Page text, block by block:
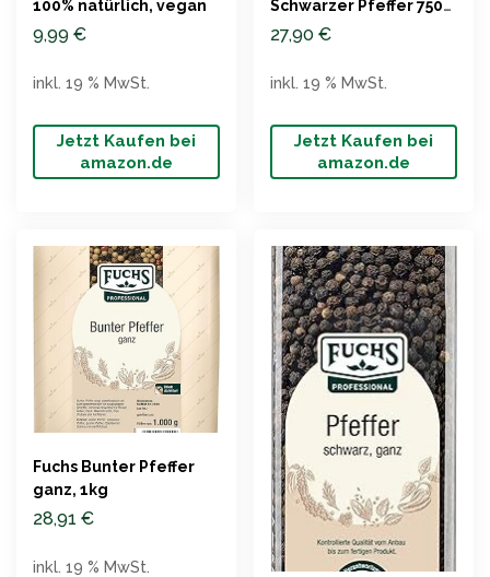
100% natürlich, vegan
9,99 €
Jetzt Kaufen bei
amazon.de
inkl. 19 % MwSt.
Schwarzer Pfeffer 750g
in Premium Glas
27,90 €
Jetzt Kaufen bei
amazon.de
inkl. 19 % MwSt.
Fuchs Bunter Pfeffer
ganz, 1kg
28,91 €
inkl. 19 % MwSt.